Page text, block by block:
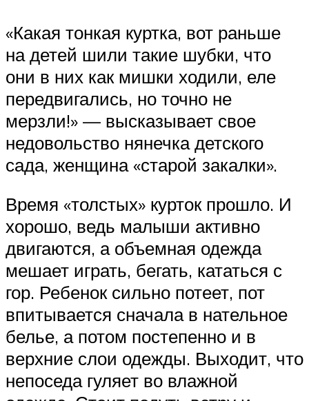
«Какая тонкая куртка, вот раньше
на детей шили такие шубки, что
они в них как мишки ходили, еле
передвигались, но точно не
мерзли!» — высказывает свое
недовольство нянечка детского
сада, женщина «старой закалки».
Время «толстых» курток прошло. И
хорошо, ведь малыши активно
двигаются, а объемная одежда
мешает играть, бегать, кататься с
гор. Ребенок сильно потеет, пот
впитывается сначала в нательное
белье, а потом постепенно и в
верхние слои одежды. Выходит, что
непоседа гуляет во влажной